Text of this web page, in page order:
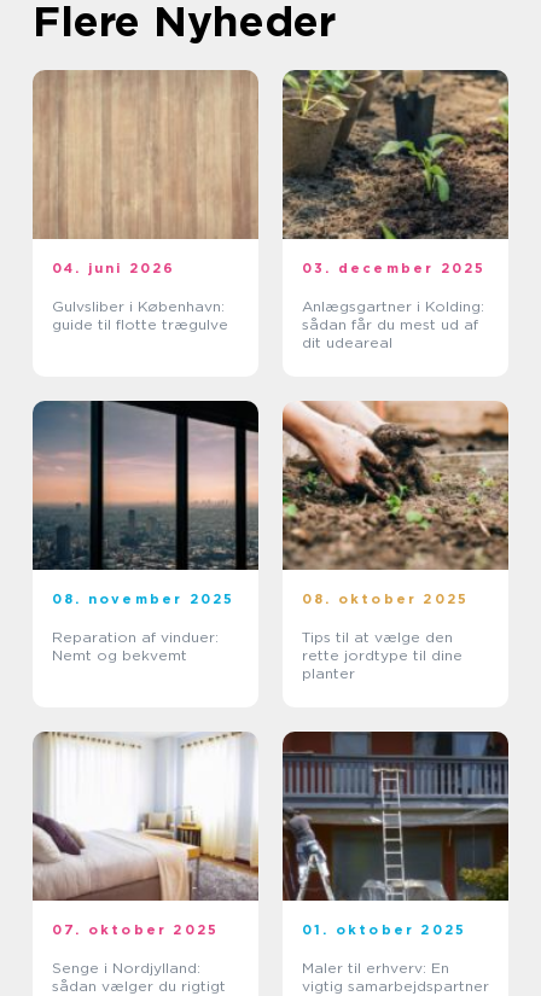
Flere Nyheder
04. juni 2026
Gulvsliber i København:
guide til flotte trægulve
03. december 2025
Anlægsgartner i Kolding:
sådan får du mest ud af
dit udeareal
08. november 2025
Reparation af vinduer:
Nemt og bekvemt
08. oktober 2025
Tips til at vælge den
rette jordtype til dine
planter
07. oktober 2025
Senge i Nordjylland:
sådan vælger du rigtigt
01. oktober 2025
Maler til erhverv: En
vigtig samarbejdspartner